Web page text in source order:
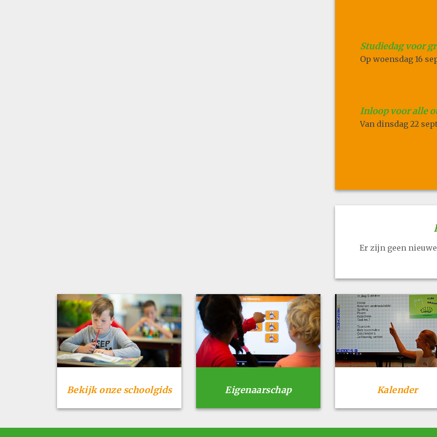
Studiedag voor
Op woensdag 16
Inloop voor alle
Van dinsdag 22
Er zijn geen
Bekijk onze schoolgids Eigenaarschap Kalender